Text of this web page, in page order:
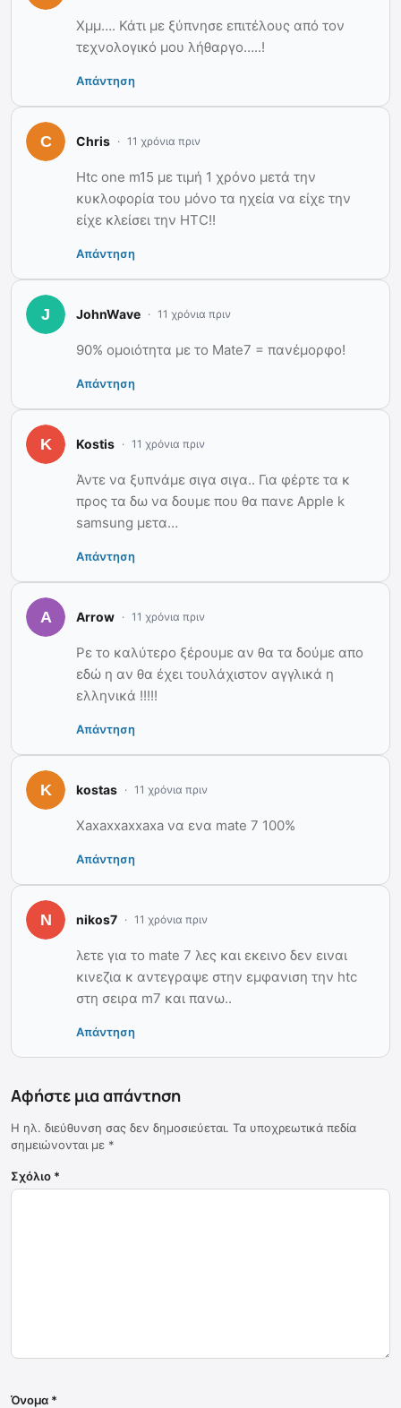
Χμμ…. Κάτι με ξύπνησε επιτέλους από τον
τεχνολογικό μου λήθαργο…..!
Απάντηση
Chris 11 χρόνια πριν
Htc one m15 με τιμή 1 χρόνο μετά την
κυκλοφορία του μόνο τα ηχεία να είχε την
είχε κλείσει την HTC!!
Απάντηση
JohnWave 11 χρόνια πριν
90% ομοιότητα με το Mate7 = πανέμορφο!
Απάντηση
Kostis 11 χρόνια πριν
Άντε να ξυπνάμε σιγα σιγα.. Για φέρτε τα κ
προς τα δω να δουμε που θα πανε Apple k
samsung μετα…
Απάντηση
Arrow 11 χρόνια πριν
Ρε το καλύτερο ξέρουμε αν θα τα δούμε απο
εδώ η αν θα έχει τουλάχιστον αγγλικά η
ελληνικά !!!!!
Απάντηση
kostas 11 χρόνια πριν
Xaxaxxaxxaxa να ενα mate 7 100%
Απάντηση
nikos7 11 χρόνια πριν
λετε για το mate 7 λες και εκεινο δεν ειναι
κινεζια κ αντεγραψε στην εμφανιση την htc
στη σειρα m7 και πανω..
Απάντηση
Αφήστε μια απάντηση
Η ηλ. διεύθυνση σας δεν δημοσιεύεται. Τα υποχρεωτικά πεδία
σημειώνονται με *
Σχόλιο *
Όνομα *